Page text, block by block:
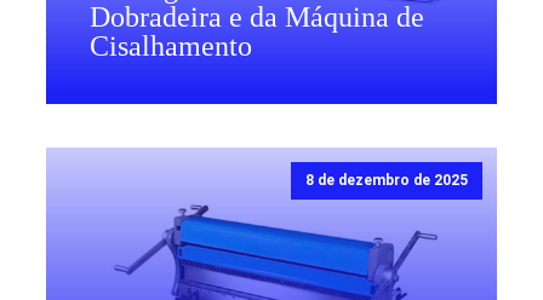
Dobradeira e da Máquina de
Cisalhamento
8 de dezembro de 2025